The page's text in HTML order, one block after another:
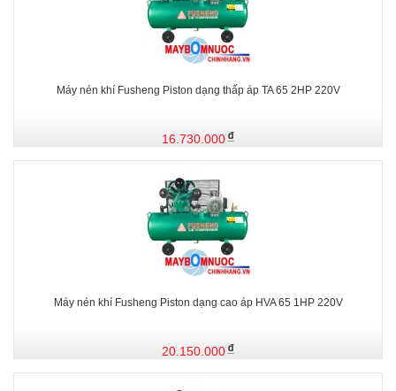
Máy nén khí Fusheng Piston dạng thấp áp TA 65 2HP 220V
16.730.000
Máy nén khí Fusheng Piston dạng cao áp HVA 65 1HP 220V
20.150.000